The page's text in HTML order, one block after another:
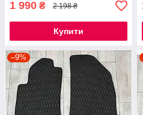
1 990 ₴ 2 198 ₴
Купити
–9%